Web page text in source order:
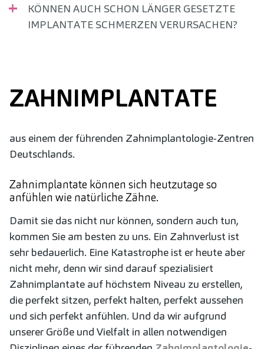
KÖNNEN AUCH SCHON LÄNGER GESETZTE
IMPLANTATE SCHMERZEN VERURSACHEN?
ZAHN­IMPLANTATE
aus einem der führenden Zahnimplantologie-Zentren
Deutschlands.
Zahnimplantate können sich heutzutage so
anfühlen wie natürliche Zähne.
Damit sie das nicht nur können, sondern auch tun,
kommen Sie am besten zu uns. Ein Zahnverlust ist
sehr bedauerlich. Eine Katastrophe ist er heute aber
nicht mehr, denn wir sind darauf spezialisiert
Zahnimplantate auf höchstem Niveau zu erstellen,
die perfekt sitzen, perfekt halten, perfekt aussehen
und sich perfekt anfühlen. Und da wir aufgrund
unserer Größe und Vielfalt in allen notwendigen